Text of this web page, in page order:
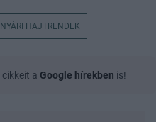
NYÁRI HAJTRENDEK
a Google hírekben is!